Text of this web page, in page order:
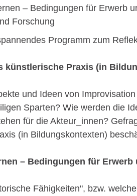
– Bedingungen für Erwerb
Forschung
Programm zum
künstlerische Praxis (in
und Ideen von
Sparten? Wie werden die
für die Akteur_innen?
(in Bildungskontexten)
– Bedingungen für
Fähigkeiten", bzw.